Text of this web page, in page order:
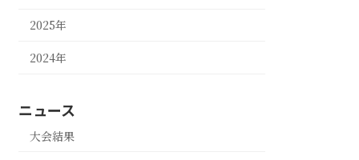
2025年
2024年
ニュース
大会結果